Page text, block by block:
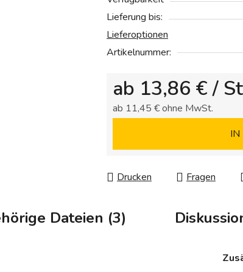
Lieferung bis:
Lieferoptionen
Artikelnummer:
ab 13,86 € / St
ab 11,45 €ohne MwSt.
IN
Drucken Fragen
Dateien (3)